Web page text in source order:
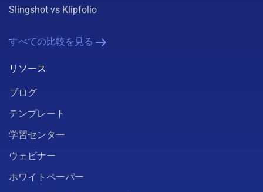
Slingshot vs Klipfolio
すべての比較を見る
リソース
ブログ
テンプレート
学習センター
ウェビナー
ホワイトペーパー